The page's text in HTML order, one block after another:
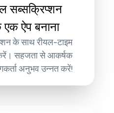
सब्सक्रिप्शन
ऐप बनाना
के साथ रीयल-टाइम
सहजता से आकर्षक
अनुभव उन्नत करें!